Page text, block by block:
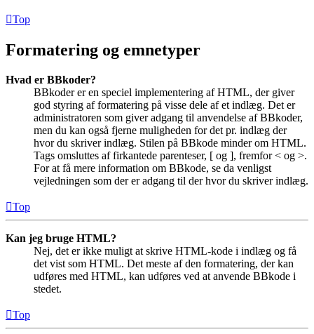
Top
Formatering og emnetyper
Hvad er BBkoder?
BBkoder er en speciel implementering af HTML, der giver
god styring af formatering på visse dele af et indlæg. Det er
administratoren som giver adgang til anvendelse af BBkoder,
men du kan også fjerne muligheden for det pr. indlæg der
hvor du skriver indlæg. Stilen på BBkode minder om HTML.
Tags omsluttes af firkantede parenteser, [ og ], fremfor < og >.
For at få mere information om BBkode, se da venligst
vejledningen som der er adgang til der hvor du skriver indlæg.
Top
Kan jeg bruge HTML?
Nej, det er ikke muligt at skrive HTML-kode i indlæg og få
det vist som HTML. Det meste af den formatering, der kan
udføres med HTML, kan udføres ved at anvende BBkode i
stedet.
Top